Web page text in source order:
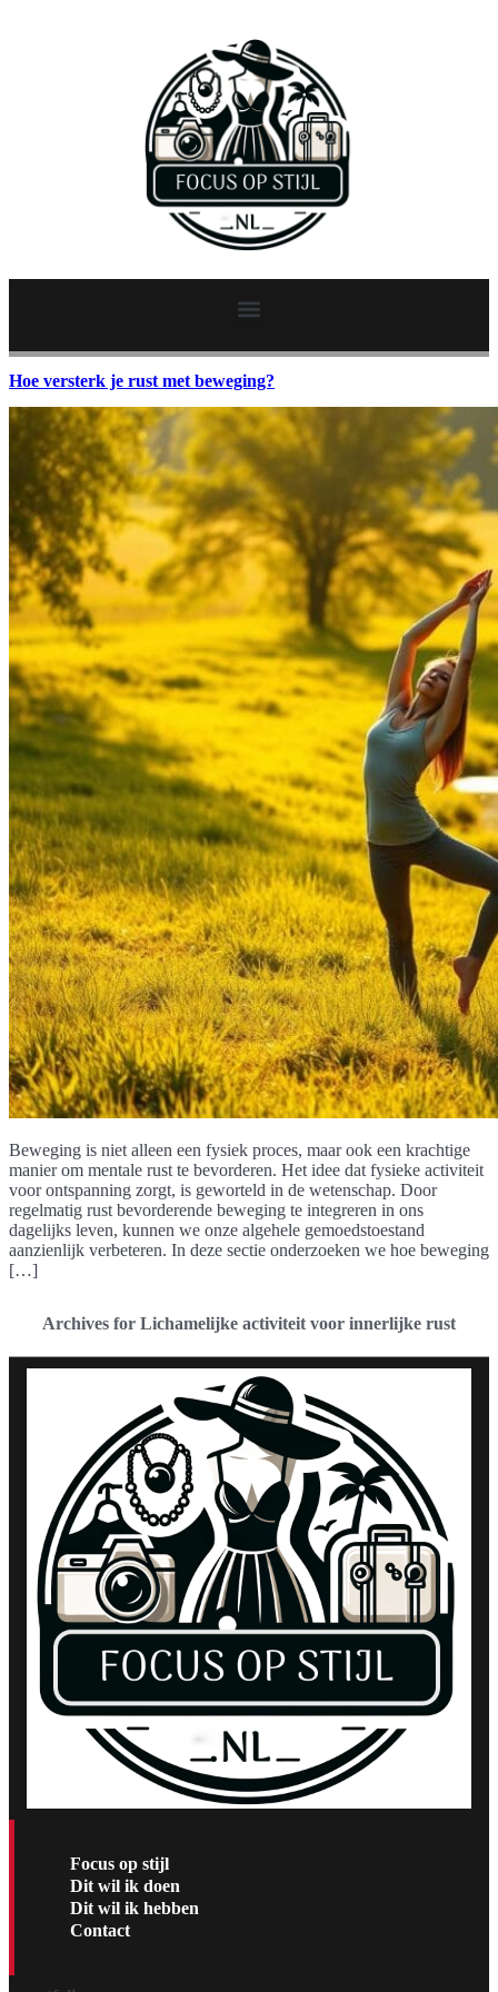
Hoe versterk je rust met beweging?
Beweging is niet alleen een fysiek proces, maar ook een krachtige
manier om mentale rust te bevorderen. Het idee dat fysieke activiteit
voor ontspanning zorgt, is geworteld in de wetenschap. Door
regelmatig rust bevorderende beweging te integreren in ons
dagelijks leven, kunnen we onze algehele gemoedstoestand
aanzienlijk verbeteren. In deze sectie onderzoeken we hoe beweging
[…]
Archives for Lichamelijke activiteit voor innerlijke rust
Focus op stijl
Dit wil ik doen
Dit wil ik hebben
Contact